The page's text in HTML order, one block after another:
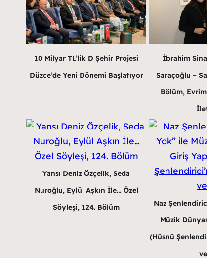
10 Milyar TL’lik D Şehir Projesi
Düzce’de Yeni Dönemi Başlatıyor
İbrahim
Saraçoğlu –
Bölüm,
Yansı Deniz Özçelik, Seda
Nuroğlu, Eylül Aşkın İle… Özel
Söyleşi, 124. Bölüm
Naz
Müzik
(Hüsnü